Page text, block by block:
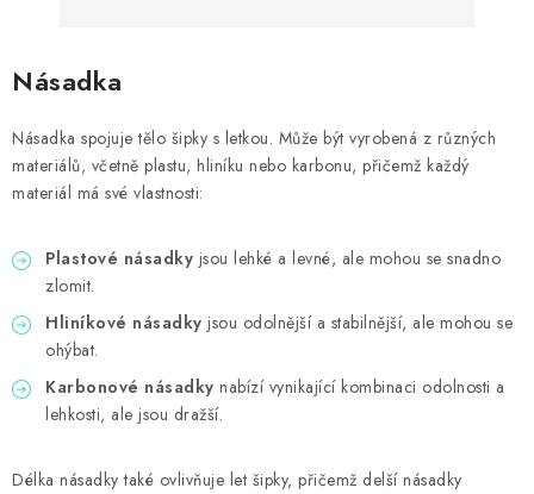
Násadka
Násadka spojuje tělo šipky s letkou. Může být vyrobená z různých
materiálů, včetně plastu, hliníku nebo karbonu, přičemž každý
materiál má své vlastnosti:
Plastové násadky jsou lehké a levné, ale mohou se snadno
zlomit.
Hliníkové násadky jsou odolnější a stabilnější, ale mohou se
ohýbat.
Karbonové násadky nabízí vynikající kombinaci odolnosti a
lehkosti, ale jsou dražší.
Délka násadky také ovlivňuje let šipky, přičemž delší násadky